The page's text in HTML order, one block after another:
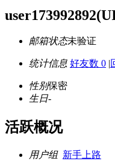
user173992892
邮箱状态未验证
统计信息 好友数 0 |
性别保密
生日-
活跃概况
用户组 新手上路